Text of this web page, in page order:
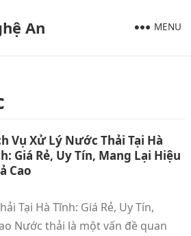
An MENU
Vụ Xử Lý Nước Thải Tại Hà
Giá Rẻ, Uy Tín, Mang Lại Hiệu
Cao
Tại Hà Tĩnh: Giá Rẻ, Uy Tín,
Nước thải là một vấn đề quan